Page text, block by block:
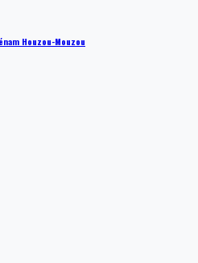
Houzou-Mouzou